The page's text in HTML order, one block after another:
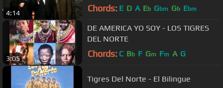
4:14 Chords: E D A Eb Gbm Gb Ebm
3:05
DE AMERICA YO SOY - LOS TIGRES
DEL NORTE
Chords: C Bb F Gm Fm A G
Tigres Del Norte - El Bilingue